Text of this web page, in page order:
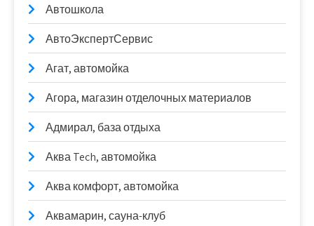
Автошкола
АвтоЭкспертСервис
Агат, автомойка
Агора, магазин отделочных материалов
Адмирал, база отдыха
Аква Tech, автомойка
Аква комфорт, автомойка
Аквамарин, сауна-клуб